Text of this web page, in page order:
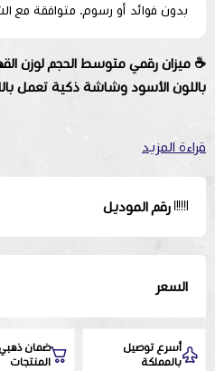
بدون فوائد أو رسوم. متوافقة مع
☕ ميزان رقمي متوسط الحجم لوزن
باللون الأسود وشاشة ذكية تعمل
0.3 جرام، مع عرض متزامن للوقت
💡
الشاشة:
شاشة ذكية تعمل
غطاء حماية:
🎨اللون: أسود
قراءة المزيد
رقم الموديل
السعر
أسرع توصيل
بالمملكة
ضمان
المنتجات